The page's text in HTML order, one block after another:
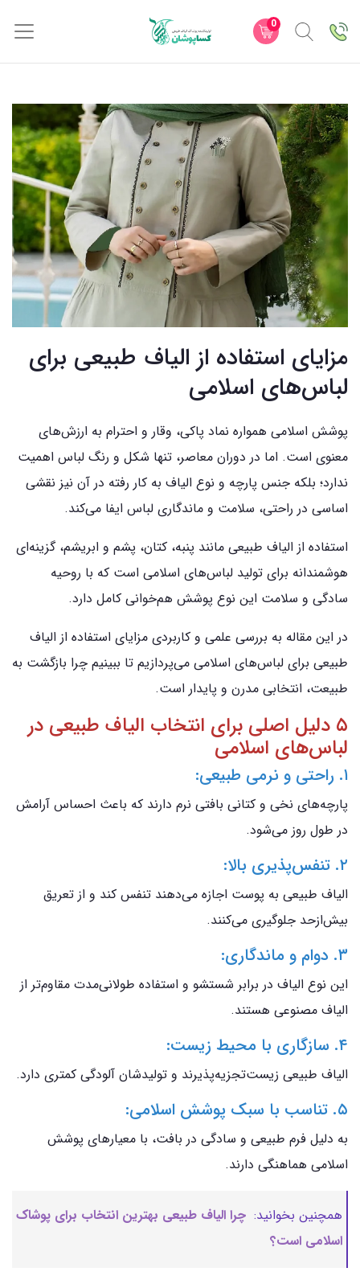
0
مزایای استفاده از الیاف طبیعی برای
لباس‌های اسلامی
پوشش اسلامی همواره نماد پاکی، وقار و احترام به ارزش‌های
معنوی است. اما در دوران معاصر، تنها شکل و رنگ لباس اهمیت
ندارد؛ بلکه جنس پارچه و نوع الیاف به کار رفته در آن نیز نقشی
اساسی در راحتی، سلامت و ماندگاری لباس ایفا می‌کند.
استفاده از الیاف طبیعی مانند پنبه، کتان، پشم و ابریشم، گزینه‌ای
هوشمندانه برای تولید لباس‌های اسلامی است که با روحیه
سادگی و سلامت این نوع پوشش هم‌خوانی کامل دارد.
در این مقاله به بررسی علمی و کاربردی مزایای استفاده از الیاف
طبیعی برای لباس‌های اسلامی می‌پردازیم تا ببینیم چرا بازگشت به
طبیعت، انتخابی مدرن و پایدار است.
۵ دلیل اصلی برای انتخاب الیاف طبیعی در
لباس‌های اسلامی
۱. راحتی و نرمی طبیعی:
پارچه‌های نخی و کتانی بافتی نرم دارند که باعث احساس آرامش
در طول روز می‌شود.
۲. تنفس‌پذیری بالا:
الیاف طبیعی به پوست اجازه می‌دهند تنفس کند و از تعریق
بیش‌ازحد جلوگیری می‌کنند.
۳. دوام و ماندگاری:
این نوع الیاف در برابر شستشو و استفاده طولانی‌مدت مقاوم‌تر از
الیاف مصنوعی هستند.
۴. سازگاری با محیط زیست:
الیاف طبیعی زیست‌تجزیه‌پذیرند و تولیدشان آلودگی کمتری دارد.
۵. تناسب با سبک پوشش اسلامی:
به دلیل فرم طبیعی و سادگی در بافت، با معیارهای پوشش
اسلامی هماهنگی دارند.
همچنین بخوانید: چرا الیاف طبیعی بهترین انتخاب برای پوشاک
اسلامی است؟